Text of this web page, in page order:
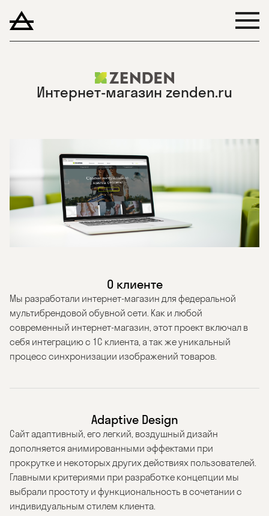
Интернет-магазин zenden.ru
О клиенте
Мы разработали интернет-магазин для федеральной
мультибрендовой обувной сети. Как и любой
современный интернет-магазин, этот проект включал в
себя интеграцию с 1С клиента, а так же уникальный
процесс синхронизации изображений товаров.
Adaptive Design
Сайт адаптивный, его легкий, воздушный дизайн
дополняется анимированными эффектами при
прокрутке и некоторых других действиях пользователей.
Главными критериями при разработке концепции мы
выбрали простоту и функциональность в сочетании с
индивидуальным стилем клиента.